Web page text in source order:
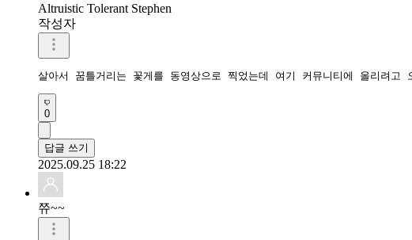
Altruistic Tolerant Stephen
작성자
살아서 꿈틀거리는 꽃게를 동영상으로 찍었는데 여기 커뮤니티에 올리려
0
답글 쓰기
2025.09.25 18:22
쮸~~